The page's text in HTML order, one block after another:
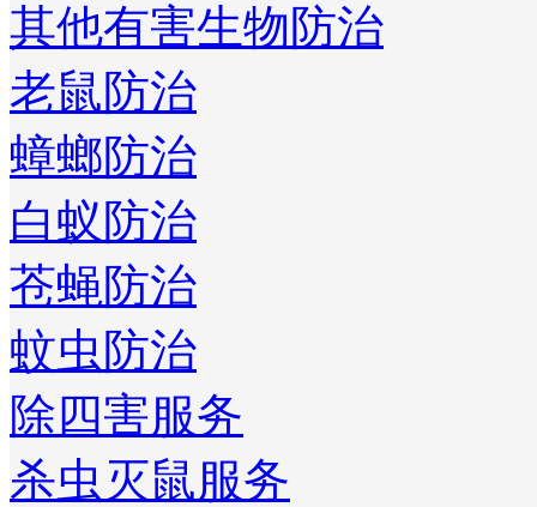
其他有害生物防治
老鼠防治
蟑螂防治
白蚁防治
苍蝇防治
蚊虫防治
除四害服务
杀虫灭鼠服务